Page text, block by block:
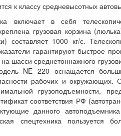
к классу средневысотных
включает в себя
грузовая корзина
составляет 1000 кг/с.
гарантируют быстрое
шасси среднетоннажного
NE 220 оснащается
рабочих и окружающих.
грузоподъемности,
соответствия РФ
данного
спецтехника пользуется